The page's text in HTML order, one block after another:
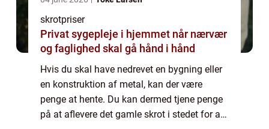
skrotpriser
Privat sygepleje i hjemmet når nærvær
og faglighed skal gå hånd i hånd
Hvis du skal have nedrevet en bygning eller
en konstruktion af metal, kan der være
penge at hente. Du kan dermed tjene penge
på at aflevere det gamle skrot i stedet for at